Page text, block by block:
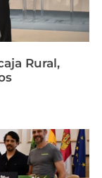
Rural,